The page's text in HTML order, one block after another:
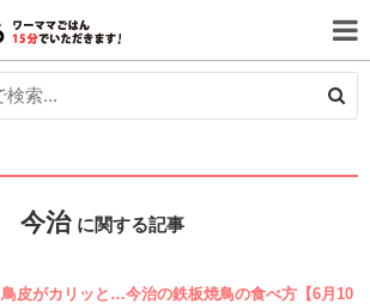
今治 に関する記事
鳥皮がカリッと…今治の鉄板焼鳥の食べ方【6月10